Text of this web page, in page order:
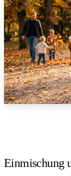
Einmischung